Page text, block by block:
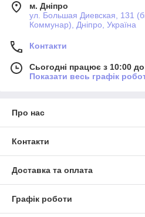
м. Дніпро
ул. Большая Диевская, 131
Коммунар), Дніпро, Україна
Контакти
Сьогодні працює з 10:00
Показати весь графік
Про нас
Контакти
Доставка та оплата
Графік роботи